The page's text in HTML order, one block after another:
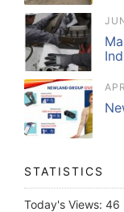
STATISTICS
Today's Views: 46